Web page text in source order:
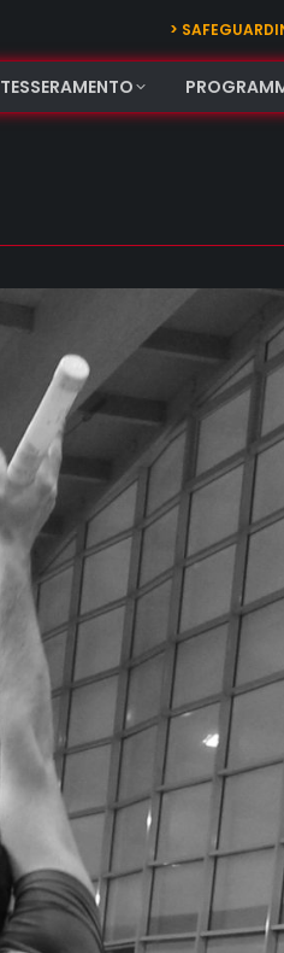
>
TESSERAMENTO